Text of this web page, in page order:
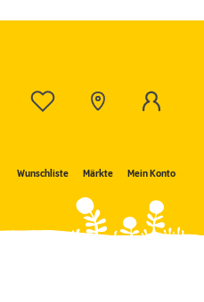
Wunschliste Märkte Mein Konto